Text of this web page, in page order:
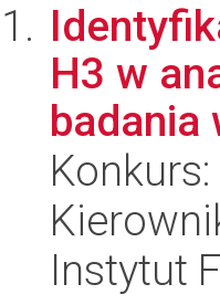
H3 w
badania
Konkurs:
Instytut